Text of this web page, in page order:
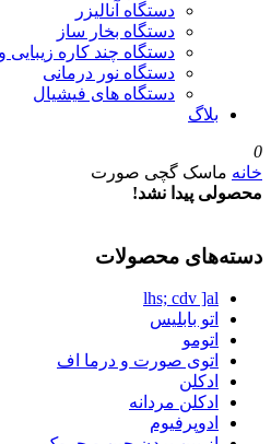
دستگاه آنالیزر
دستگاه بخار ساز
دستگاه چند کاره زیبایی
دستگاه نور درمانی
دستگاه های فیشیال
بلاگ
0
خانه ماسک گچی صورت
محصولی پیدا نشد!
دسته‌های محصولات
lhs; cdv ]al
اتو بابلیس
اتومو
اتوی صورت و درما اف
ادکلن
ادکلن مردانه
ادوپرفیوم